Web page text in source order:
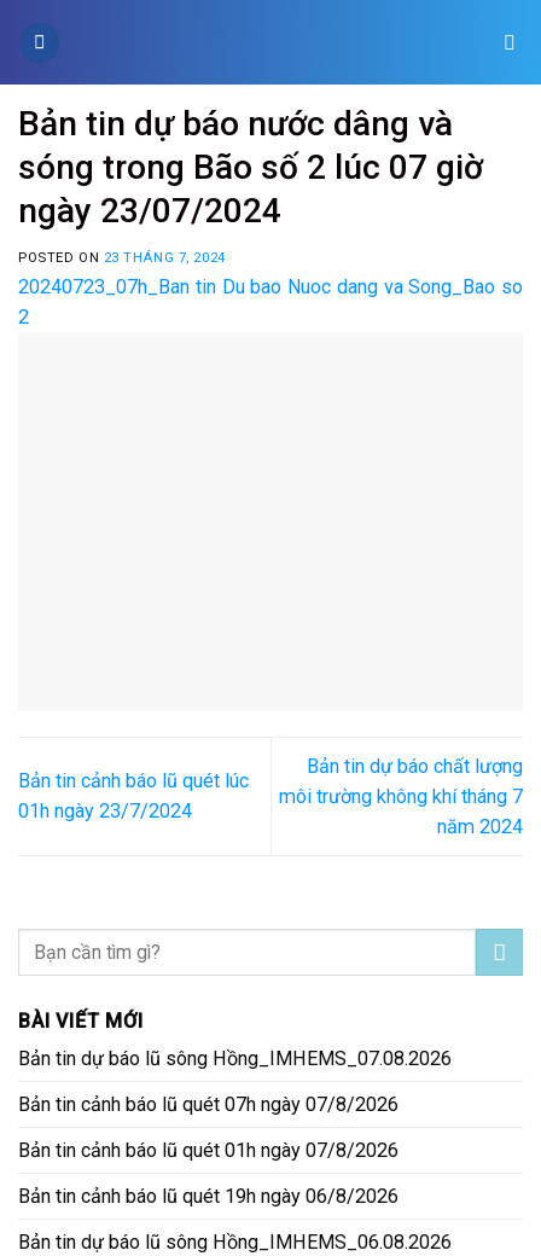
Bản tin dự báo nước dâng và
sóng trong Bão số 2 lúc 07 giờ
ngày 23/07/2024
POSTED ON 23 THÁNG 7, 2024
20240723_07h_Ban tin Du bao Nuoc dang va Song_Bao so
2
Bản tin cảnh báo lũ quét lúc
01h ngày 23/7/2024
Bản tin dự báo chất lượng
môi trường không khí tháng 7
năm 2024
BÀI VIẾT MỚI
Bản tin dự báo lũ sông Hồng_IMHEMS_07.08.2026
Bản tin cảnh báo lũ quét 07h ngày 07/8/2026
Bản tin cảnh báo lũ quét 01h ngày 07/8/2026
Bản tin cảnh báo lũ quét 19h ngày 06/8/2026
Bản tin dự báo lũ sông Hồng_IMHEMS_06.08.2026